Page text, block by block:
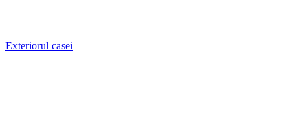
Exteriorul casei